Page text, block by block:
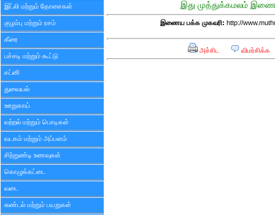
இட்லி மற்றும் தோசைகள்
குழம்பு மற்றும் ரசம்
கீரை
பச்சடி மற்றும் கூட்டு
சட்னி
துவையல்
ஊறுகாய்
வற்றல் மற்றும் பொடிகள்
வடகம் மற்றும் அப்பளம்
சிற்றுண்டி உணவுகள்
கொழுக்கட்டை
வடை
சுண்டல் மற்றும் பயறுகள்
இது முத்துக்கமலம்
இணைய பக்க முகவரி: http://
அச்சிட விமர்சிக்க